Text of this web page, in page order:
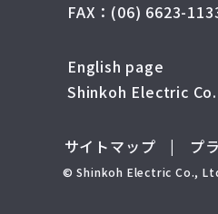
FAX：(06) 6623-
English page
Shinkoh Electric
サイトマップ | プ
© Shinkoh Electric Co.,